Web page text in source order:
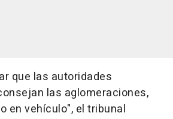
que las autoridades
las aglomeraciones,
en vehículo", el tribunal